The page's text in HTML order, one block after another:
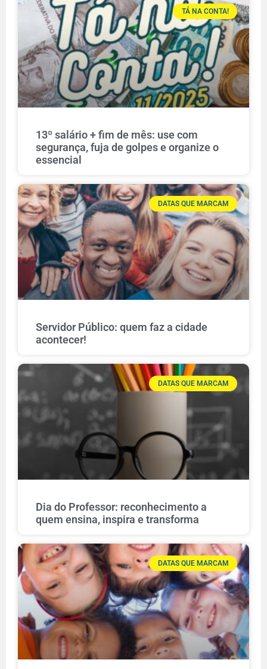
TÁ NA CONTA!
13º salário + fim de mês: use com
segurança, fuja de golpes e organize o
essencial
DATAS QUE MARCAM
Servidor Público: quem faz a cidade
acontecer!
DATAS QUE MARCAM
Dia do Professor: reconhecimento a
quem ensina, inspira e transforma
DATAS QUE MARCAM